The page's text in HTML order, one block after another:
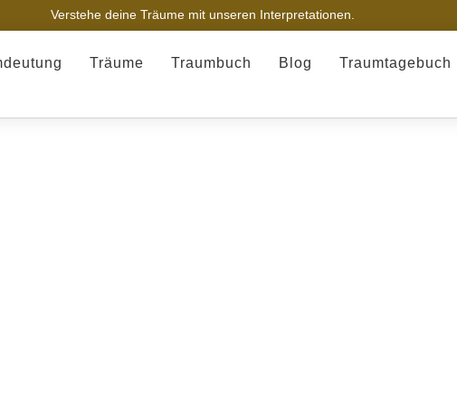
Verstehe deine Träume mit unseren Interpretationen.
Träume Traumbuch Blog Traumtagebuch